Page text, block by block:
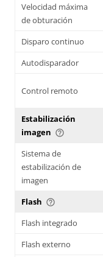
Velocidad máxima
de obturación
Disparo continuo
Autodisparador
Control remoto
Estabilización
imagen help_outline
Sistema de
estabilización de
imagen
Flash help_outline
Flash integrado
Flash externo